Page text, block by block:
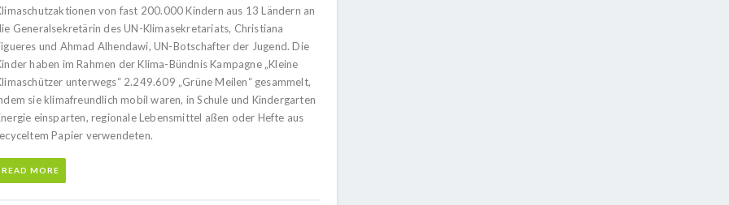
von fast 200.000 Kindern aus 13 Ländern an
Generalsekretärin des UN-Klimasekretariats, Christiana
und Ahmad Alhendawi, UN-Botschafter der Jugend. Die
haben im Rahmen der Klima-Bündnis Kampagne „Kleine
unterwegs“ 2.249.609 „Grüne Meilen“ gesammelt,
sie klimafreundlich mobil waren, in Schule und Kindergarten
einsparten, regionale Lebensmittel aßen oder Hefte aus
Papier verwendeten.
READ MORE